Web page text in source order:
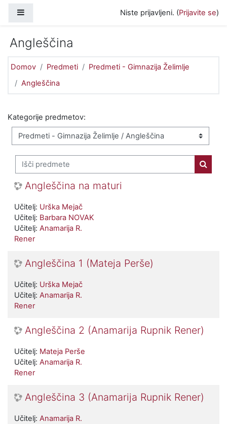
Niste prijavljeni. (Prijavite se)
Angleščina
Domov Predmeti
Predmeti - Gimnazija Želimlje
Angleščina
Kategorije predmetov:
Išči predmete
Išči
Angleščina na maturi
Učitelj: Urška Mejač
Učitelj: Barbara NOVAK
Učitelj: Anamarija R.
Rener
Angleščina 1 (Mateja Perše)
Učitelj: Urška Mejač
Učitelj: Anamarija R.
Rener
Angleščina 2 (Anamarija Rupnik Rener)
Učitelj: Mateja Perše
Učitelj: Anamarija R.
Rener
Angleščina 3 (Anamarija Rupnik Rener)
Učitelj: Anamarija R.